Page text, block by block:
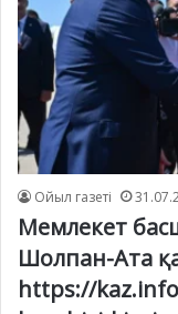
Ойыл газеті
Мемлекет
Шолпан-Ата
https://